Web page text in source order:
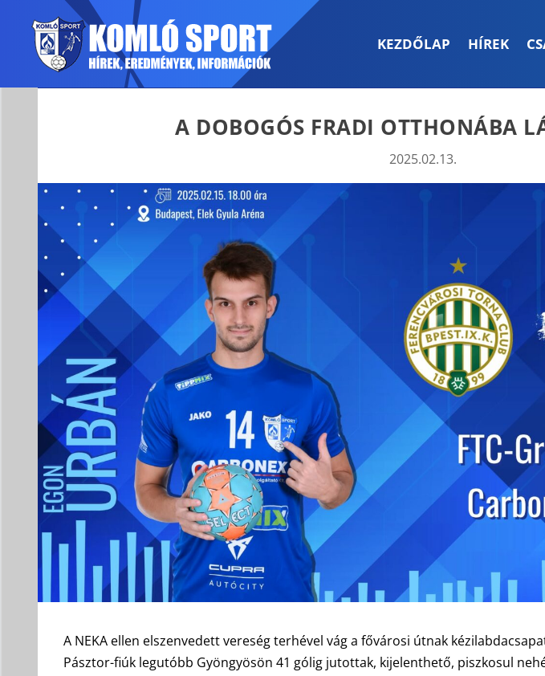
KEZDŐLAP HÍREK
A DOBOGÓS FRADI OTTHONÁBA
2025.02.13.
A NEKA ellen elszenvedett vereség terhével vág a fővárosi útnak
Pásztor-fiúk legutóbb Gyöngyösön 41 gólig jutottak, kijelenthető, piszkosul